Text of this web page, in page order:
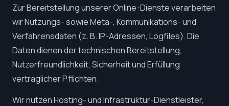
Zur Bereitstellung unserer Online-Dienste verarbeiten
wir Nutzungs- sowie Meta-, Kommunikations- und
Verfahrensdaten (z. B. IP-Adressen, Logfiles). Die
Daten dienen der technischen Bereitstellung,
Nutzerfreundlichkeit, Sicherheit und Erfüllung
vertraglicher Pflichten.
Wir nutzen Hosting- und Infrastruktur-Dienstleister,